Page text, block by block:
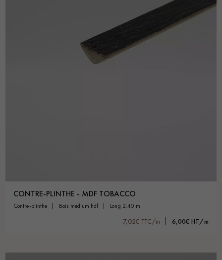
CONTRE-PLINTHE - MDF TOBACCO
contre-plinthe bois médium hdf long 2.40 m
7,02€ TTC/m 6,00€ HT/m